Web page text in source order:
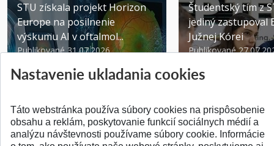
STU získala projekt Horizon
Europe na posilnenie
výskumu AI v oftalmol...
Publikované 31.07.2026
Študentský tím z
jediný zastupoval
Južnej Kórei
Publikované
SPÄŤ NA VRCH
Nastavenie ukladania cookies
Táto webstránka používa súbory cookies na prispôsobenie
obsahu a reklám, poskytovanie funkcií sociálnych médií a
analýzu návštevnosti používame súbory cookie. Informácie